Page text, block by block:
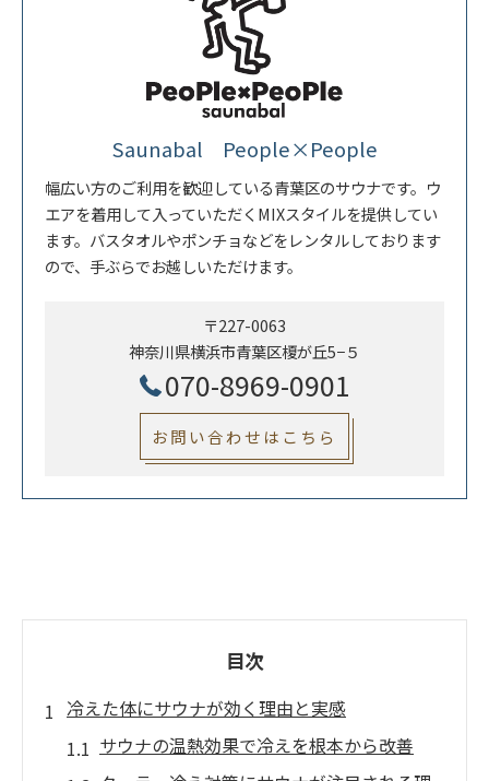
Saunabal People×People
幅広い方のご利用を歓迎している青葉区のサウナです。ウ
エアを着用して入っていただくMIXスタイルを提供してい
ます。バスタオルやポンチョなどをレンタルしております
ので、手ぶらでお越しいただけます。
〒227-0063
神奈川県横浜市青葉区榎が丘5−５
070-8969-0901
お問い合わせはこちら
目次
冷えた体にサウナが効く理由と実感
サウナの温熱効果で冷えを根本から改善